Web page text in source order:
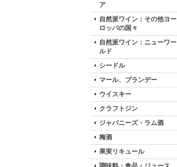
ア
自然派ワイン：その他ヨー
ロッパの国々
自然派ワイン：ニューワー
ルド
シードル
マール、ブランデー
ウイスキー
クラフトジン
ジャパニーズ・ラム酒
梅酒
果実リキュール